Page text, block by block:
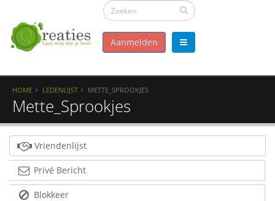
Aanmelden
HOME LEDENLIJST METTE_SPROOKJES
Mette_Sprookjes
Vriendenlijst
Privé Bericht
Blokkeer